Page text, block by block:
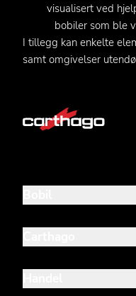
visualisert ved
bobiler som ble
I tillegg kan enkelte
samt omgivelser